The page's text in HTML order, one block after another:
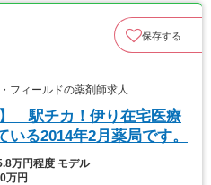
保存する
ィールドの薬剤師求人
】 駅チカ！伊り在宅医療
る2014年2月薬局です。
万円程度 モデル
万円